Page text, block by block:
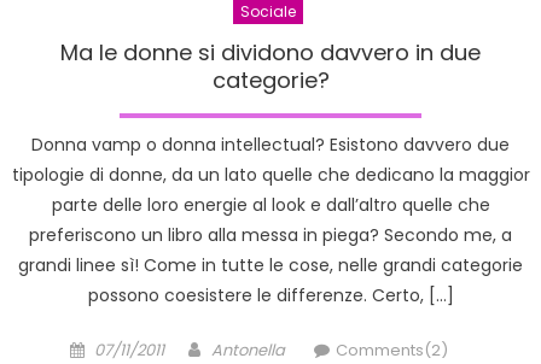
Sociale
Ma le donne si dividono davvero in due
categorie?
Donna vamp o donna intellectual? Esistono davvero due
tipologie di donne, da un lato quelle che dedicano la maggior
parte delle loro energie al look e dall’altro quelle che
preferiscono un libro alla messa in piega? Secondo me, a
grandi linee sì! Come in tutte le cose, nelle grandi categorie
possono coesistere le differenze. Certo, […]
Posted
07/11/2011 Author
Antonella Comments(2)